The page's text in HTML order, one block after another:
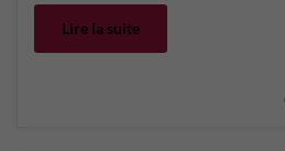
Lire la suite